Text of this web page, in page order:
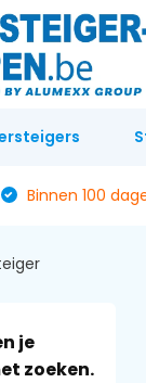
Binnen 100
je
zoeken.